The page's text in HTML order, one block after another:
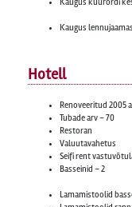
Kaugus
Hotell
Renoveeritud 2005 a
Tubade arv – 70
Restoran
Valuutavahetus
Seifi rent
Basseinid – 2
Lamamistoolid